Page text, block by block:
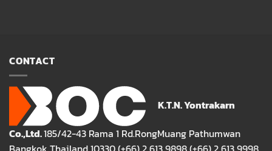
CONTACT
K.T.N. Yontrakarn
Co.,Ltd.185/42-43 Rama 1 Rd.RongMuang Pathumwan